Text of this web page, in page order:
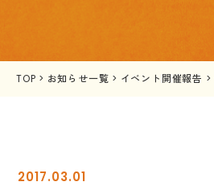
TOP > お知らせ一覧 > イベント開催報告 >
2017.03.01